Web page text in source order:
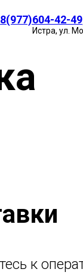
8(977)604-42-49
Истра, ул.
к